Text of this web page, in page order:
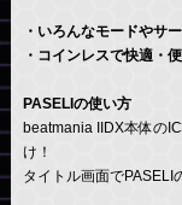
・いろんなモードやサ
・コインレスで快適・
PASELIの使い方
beatmania IIDX本体の
け！
タイトル画面でPASELI